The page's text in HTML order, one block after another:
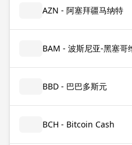
AZN - 阿塞拜疆马纳特
BAM - 波斯尼亚-黑塞哥
BBD - 巴巴多斯元
BCH - Bitcoin Cash